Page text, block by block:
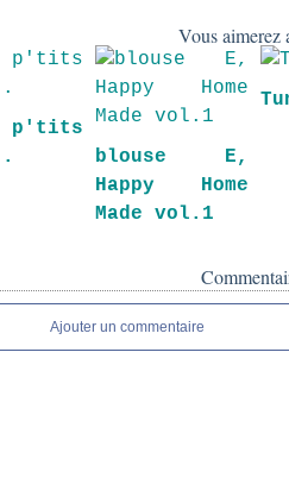
Vous aimerez
p'tits
blouse E,
Happy Home
Made vol.1
Ajouter un commentaire